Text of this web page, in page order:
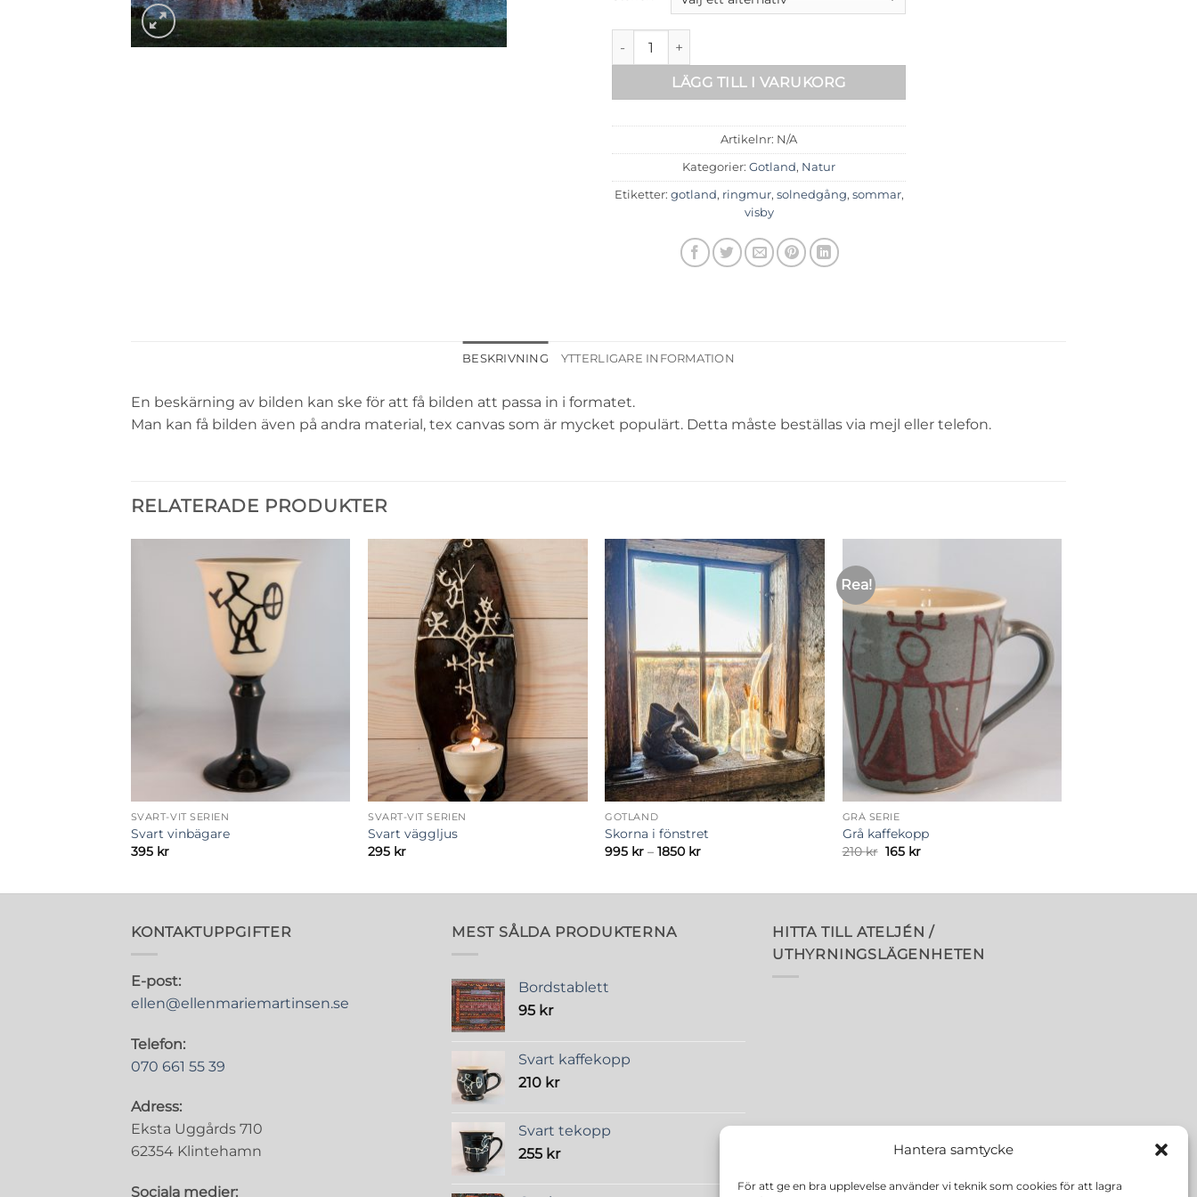
Hantera samtycke
För att ge en bra upplevelse använder vi teknik som cookies för att lagra
Sommarkväll i Visby mängd
LÄGG TILL I VARUKORG
Artikelnr: N/A
Kategorier: Gotland, Natur
Etiketter: gotland, ringmur, solnedgång, sommar,
visby
BESKRIVNING YTTERLIGARE INFORMATION
En beskärning av bilden kan ske för att få bilden att passa in i formatet.
Man kan få bilden även på andra material, tex canvas som är mycket populärt. Detta måste beställas via mejl eller telefon.
RELATERADE PRODUKTER
SVART-VIT SERIEN
Svart vinbägare
395 kr
SVART-VIT SERIEN
Svart väggljus
295 kr
GOTLAND
Skorna i fönstret
995 kr – 1850 krPrisintervall:
Rea!
GRÅ SERIE
Grå kaffekopp
210kr Det
165 krDet
KONTAKTUPPGIFTER
E-post:
ellen@ellenmariemartinsen.se
Telefon:
070 661 55 39
Adress:
Eksta Uggårds 710
62354 Klintehamn
Sociala medier:
MEST SÅLDA PRODUKTERNA
Bordstablett
95 kr
Svart kaffekopp
210 kr
Svart tekopp
255 kr
HITTA TILL ATELJÉN /
UTHYRNINGSLÄGENHETEN